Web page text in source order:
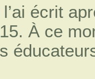
écrit
À ce